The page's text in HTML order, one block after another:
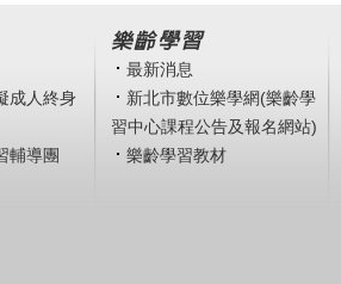
成人終身
輔導團
樂齡學習
最新消息
新北市數位樂學網(樂齡學
習中心課程公告及報名網站)
樂齡學習教材